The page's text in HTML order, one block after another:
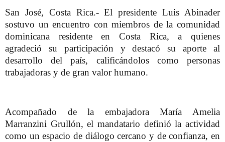
San José, Costa Rica.- El presidente Luis Abinader
sostuvo un encuentro con miembros de la comunidad
dominicana residente en Costa Rica, a quienes
agradeció su participación y destacó su aporte al
desarrollo del país, calificándolos como personas
trabajadoras y de gran valor humano.
Acompañado de la embajadora María Amelia
Marranzini Grullón, el mandatario definió la actividad
como un espacio de diálogo cercano y de confianza, en